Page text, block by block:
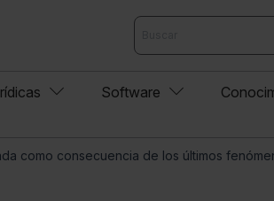
Software
como consecuencia de los últimos